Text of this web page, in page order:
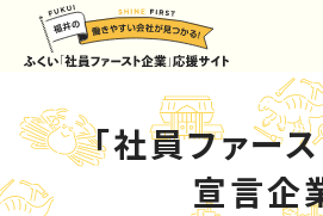
「社員ファー
宣言企